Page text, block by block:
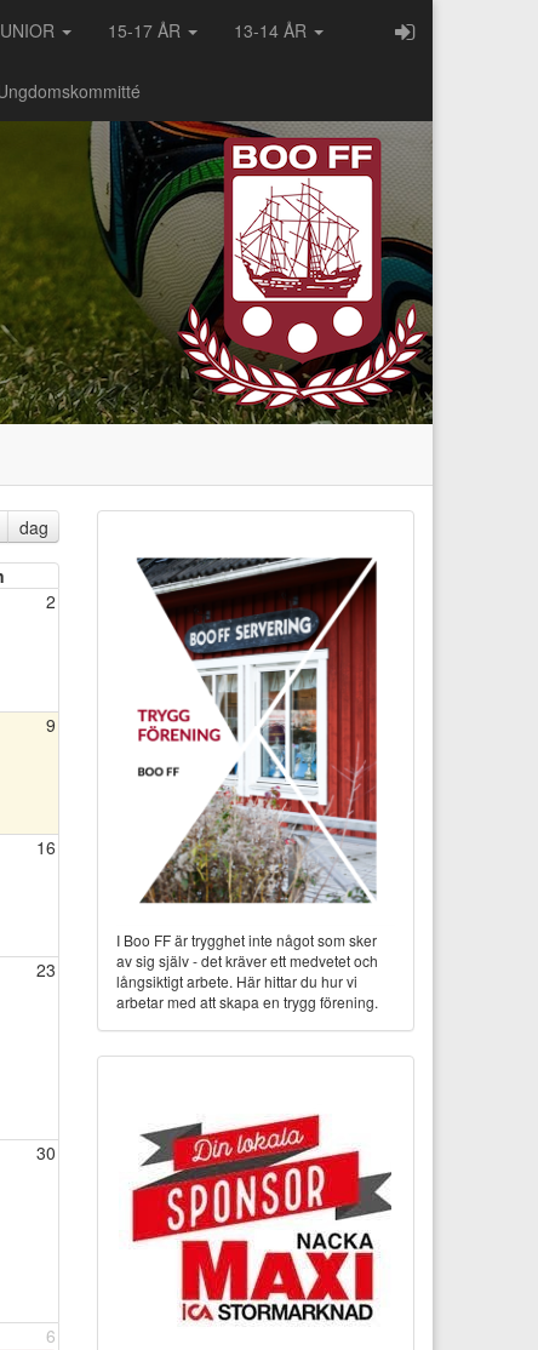
15-17 ÅR 13-14 ÅR
dag
2
9
16
23
30
6
I Boo FF är trygghet inte något som sker
av sig själv - det kräver ett medvetet och
långsiktigt arbete. Här hittar du hur vi
arbetar med att skapa en trygg förening.